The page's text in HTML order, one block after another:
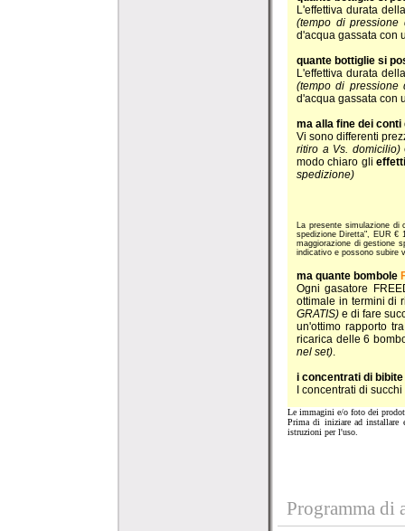
L'effettiva durata
(tempo di pressione
d'acqua gassata con
quante bottiglie si
L'effettiva durata
(tempo di pressione
d'acqua gassata con
ma alla fine dei
Vi sono differenti
ritiro a Vs. domicilio)
modo chiaro gli
spedizione)
La presente simulazione
spedizione Diretta", EUR €
maggiorazione di gestione
indicativo e possono subire
ma quante bombole
Ogni gasatore
ottimale in termini di
GRATIS) e di fare
un'ottimo rapporto
ricarica delle 6
nel set)
i concentrati di
I concentrati di
Le immagini e/o foto dei
Prima di iniziare ad installare
istruzioni per l'uso.
Programma di